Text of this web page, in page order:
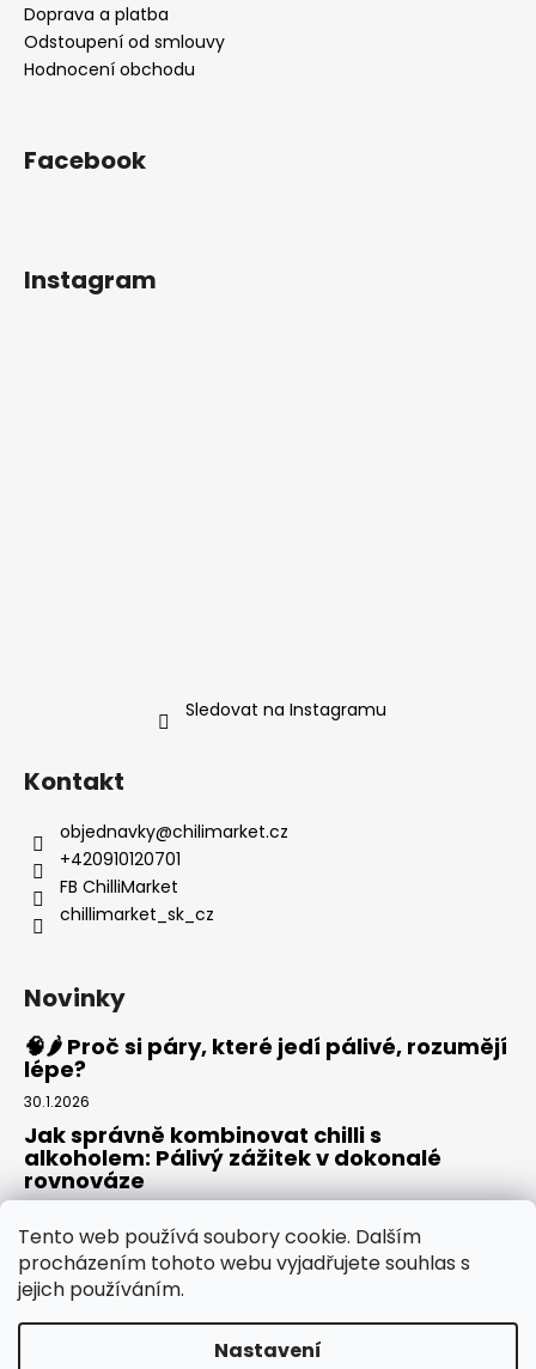
Tento web používá soubory cookie. Dalším
procházením tohoto webu vyjadřujete souhlas s
jejich používáním.
Nastavení
Doprava a platba
Odstoupení od smlouvy
Hodnocení obchodu
Facebook
Instagram
Sledovat na Instagramu
Kontakt
objednavky@chilimarket.cz
+420910120701
FB ChilliMarket
chillimarket_sk_cz
Novinky
🧠🌶️ Proč si páry, které jedí pálivé, rozumějí
lépe?
30.1.2026
Jak správně kombinovat chilli s
alkoholem: Pálivý zážitek v dokonalé
rovnováze
Rajská omáčka: Domácí základ pro pizzu,
těstoviny i omáčky
30.7.2025